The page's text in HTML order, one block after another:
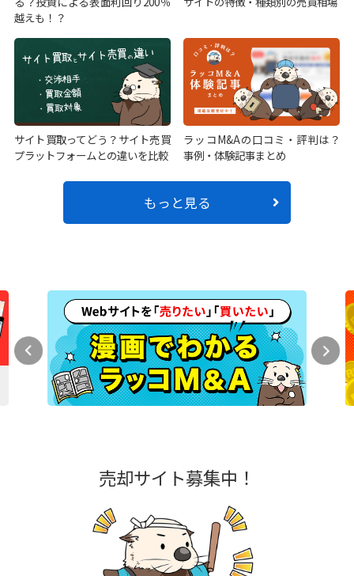
越えも！？
サイト買取ってどう？サイト売買
プラットフォームとの違いを比較
ラッコM&Aの口コミ・評判は？
事例・体験記事まとめ
もっと見る
売却サイト募集中！